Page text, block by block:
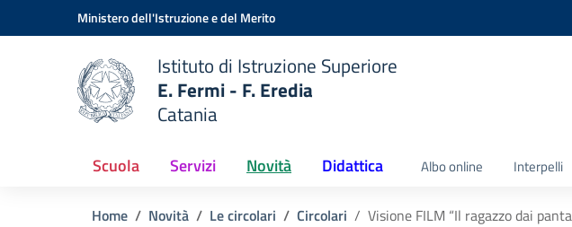
Vai ai contenuti
Vai al menu di navigazioneMinistero dell'Istruzione e del Merito
scuola
Istituto di Istruzione Superiore
E. Fermi - F. Eredia
Catania
Scuola Servizi Novità Didattica Albo online Interpelli
Home Novità Le circolari Circolari Visione FILM “Il ragazzo dai